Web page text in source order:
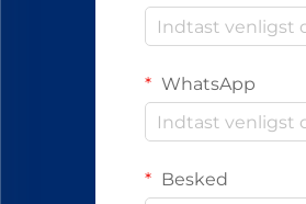
WhatsApp
Besked